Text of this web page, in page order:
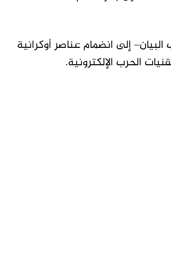
إلى انضمام عناصر أوكرانية
الحرب الإلكترونية.